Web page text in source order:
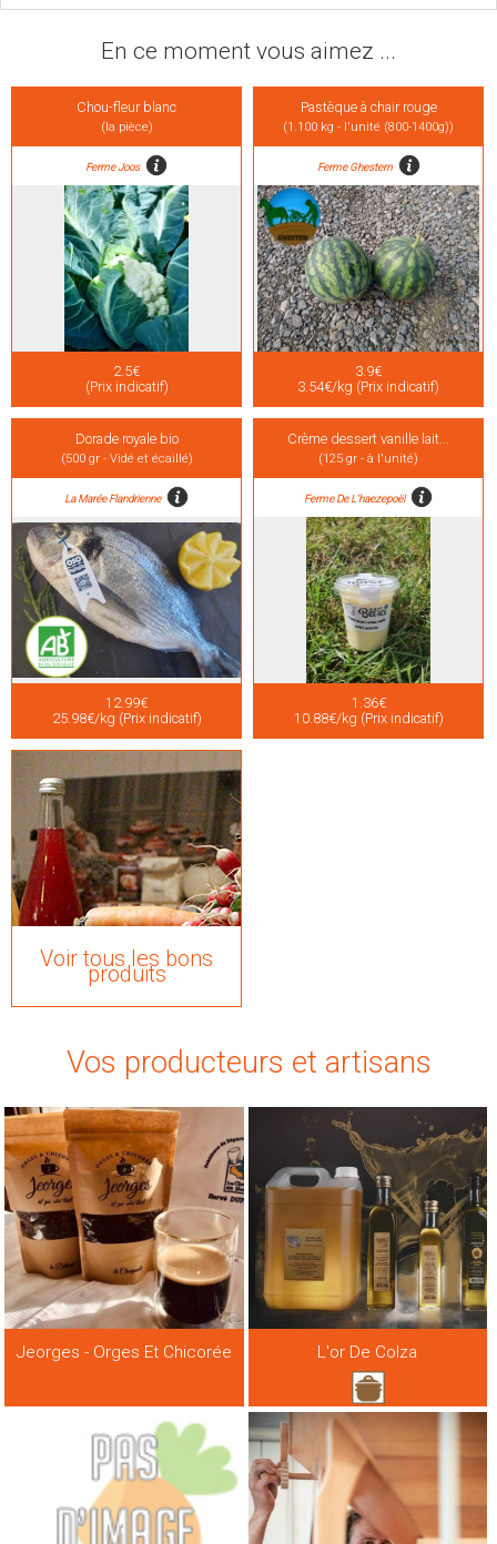
En ce moment vous aimez ...
Chou-fleur blanc
(la pièce)
Ferme Joos
2.5€
(Prix indicatif)
Pastèque à chair rouge
(1.100 kg - l'unité (800-1400g))
Ferme Ghestem
3.9€
3.54€/kg (Prix indicatif)
Dorade royale bio
(500 gr - Vidé et écaillé)
La Marée Flandrienne
12.99€
25.98€/kg (Prix indicatif)
Crème dessert vanille lait...
(125 gr - à l'unité)
Ferme De L'haezepoël
1.36€
10.88€/kg (Prix indicatif)
Voir tous les bons
produits
Vos producteurs et artisans
Jeorges - Orges Et Chicorée L'or De Colza